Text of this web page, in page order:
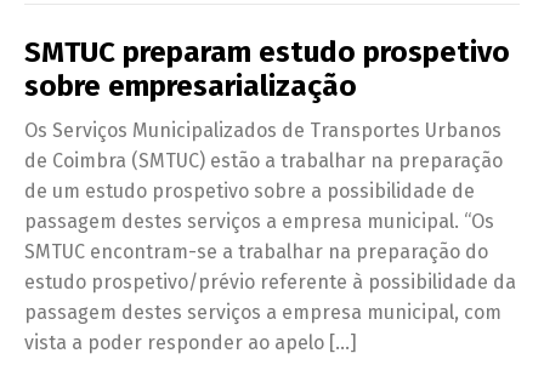
SMTUC preparam estudo prospetivo
sobre empresarialização
Os Serviços Municipalizados de Transportes Urbanos
de Coimbra (SMTUC) estão a trabalhar na preparação
de um estudo prospetivo sobre a possibilidade de
passagem destes serviços a empresa municipal. “Os
SMTUC encontram-se a trabalhar na preparação do
estudo prospetivo/prévio referente à possibilidade da
passagem destes serviços a empresa municipal, com
vista a poder responder ao apelo […]